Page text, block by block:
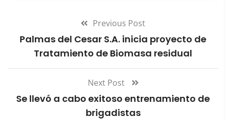
Previous Post
Palmas del Cesar S.A. inicia proyecto de
Tratamiento de Biomasa residual
Next Post
Se llevó a cabo exitoso entrenamiento de
brigadistas